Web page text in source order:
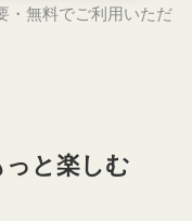
・無料でご利用いただ
っと楽しむ